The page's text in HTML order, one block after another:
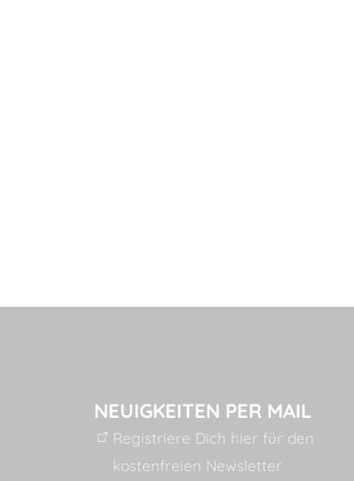
NEUIGKEITEN PER MAIL
Registriere Dich hier für den
kostenfreien Newsletter